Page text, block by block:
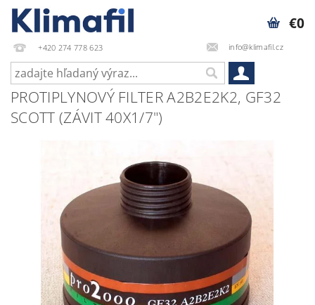
+420 274 778 623 info@klimafil.cz
€0
PROTIPLYNOVÝ FILTER A2B2E2K2, GF32
SCOTT (ZÁVIT 40X1/7")